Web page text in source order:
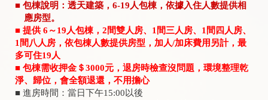
■ 包棟說明：透天建築，6-19人包棟，依據入住人數提供相
應房型。
■ 提供 6～19人包棟，2間雙人房、1間三人房、1間四人房、
1間八人房，依包棟人數提供房型，加人/加床費用另計，最
多可住19人
■ 包棟需收押金＄3000元，退房時檢查沒問題，環境整理乾
淨、歸位，會全額退還，不用擔心
■ 進房時間：當日下午15:00以後